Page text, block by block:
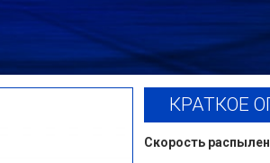
КРАТКОЕ
Скорость